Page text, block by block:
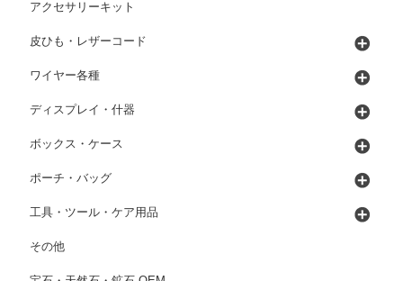
アクセサリーキット
皮ひも・レザーコード
ワイヤー各種
ディスプレイ・什器
ボックス・ケース
ポーチ・バッグ
工具・ツール・ケア用品
その他